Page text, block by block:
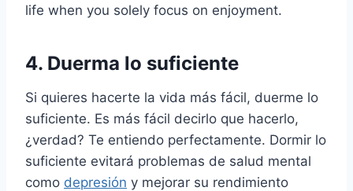
life when you solely focus on enjoyment.
4. Duerma lo suficiente
Si quieres hacerte la vida más fácil, duerme lo
suficiente. Es más fácil decirlo que hacerlo,
¿verdad? Te entiendo perfectamente. Dormir lo
suficiente evitará problemas de salud mental
como depresión y mejorar su rendimiento